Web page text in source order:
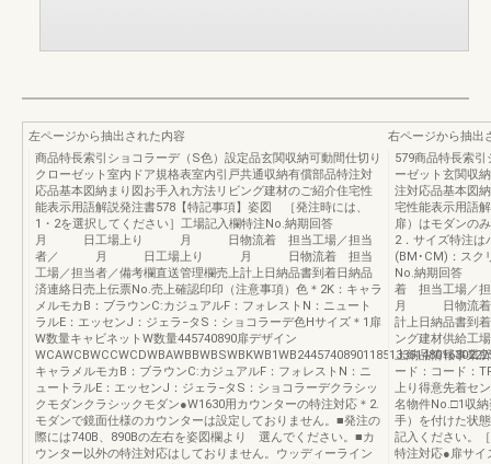
左ページから抽出された内容
商品特長索引ショコラーデ（S色）設定品玄関収納可動間仕切り
クローゼット室内ドア規格表室内引戸共通収納有償部品特注対
応品基本図納まり図お手入れ方法リビング建材のご紹介住宅性
能表示用語解説発注書578【特記事項】姿図 ［発注時には、
1・2を選択してください］工場記入欄特注No.納期回答
月 日工場上り 月 日物流着 担当工場／担当
者／ 月 日工場上り 月 日物流着 担当
工場／担当者／備考欄直送管理欄売上計上日納品書到着日納品
済連絡日売上伝票No.売上確認印印（注意事項）色＊2K：キャラ
メルモカB：ブラウンC:カジュアルF：フォレストN：ニュート
ラルE：エッセンJ：ジェラ−タS：ショコラーデ色Hサイズ＊1扉
W数量キャビネットW数量445740890扉デザイン
キャラメルモカB：ブラウンC:カジュアルF：フォレストN：ニ
ュートラルE：エッセンJ：ジェラ−タS：ショコラーデクラシッ
クモダンクラシックモダン●W1630用カウンターの特注対応＊2.
モダンで鏡面仕様のカウンターは設定しておりません。■発注の
際には740B、890Bの左右を姿図欄より 選んでください。■カ
ウンター以外の特注対応はしておりません。ウッディーライン
右ページから抽出
579商品特長索
ーゼット玄関収
注対応品基本図
宅性能表示用語
扉）はモダンの
2．サイズ特注は
(BM･CM)：スク
No.納期回
着 担当工
月 日物流着 担
計上日納品書到
ング建材供給工
上納品情報事業
ード：コード：
上り得意先着セ
名物件No.□1収
手）を付けた状
記入ください。
特注対応●扉サ